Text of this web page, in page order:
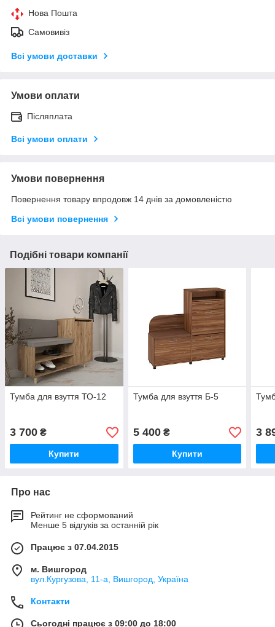
Нова Пошта
Самовивіз
Всі умови доставки
Умови оплати
Післяплата
Всі умови оплати
Умови повернення
Повернення товару впродовж 14 днів за домовленістю
Всі умови повернення
Подібні товари компанії
Тумба для взуття ТО-12
3 700 ₴
Купити
Тумба для взуття Б-5
5 400₴
Купити
3
Про нас
Рейтинг не сформований
Менше 5 відгуків за останній рік
Працює з 07.04.2015
м. Вишгород
вул.Кургузова, 11-а, Вишгород, Україна
Контакти
Сьогодні працює з 09:00 до 18:00